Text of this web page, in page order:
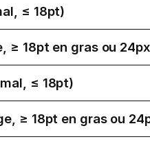
≤ 18pt)
≥ 18pt en gras ou
≤ 18pt)
≥ 18pt en gras ou